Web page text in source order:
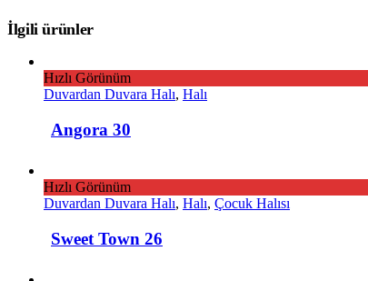
İlgili ürünler
Hızlı Görünüm
Duvardan Duvara Halı, Halı
Angora 30
Hızlı Görünüm
Duvardan Duvara Halı, Halı, Çocuk Halısı
Sweet Town 26